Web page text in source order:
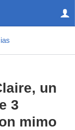
un
3
mimo